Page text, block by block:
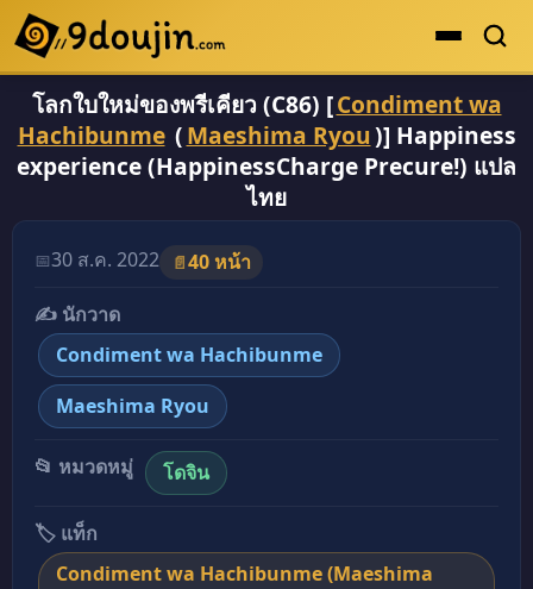
ดูเยอะสุด
คะแนนเยอะสุด
โดจินรูปสี
เรื่องที่เก็บไว้
โลกใบใหม่ของพรีเคียว (C86) [Condiment wa
Hachibunme (Maeshima Ryou)] Happiness
experience (HappinessCharge Precure!) แปล
ไทย
📅30 ส.ค. 2022 📄40 หน้า
✍️ นักวาด
Condiment wa Hachibunme
Maeshima Ryou
📂 หมวดหมู่ โดจิน
🏷️ แท็ก
Condiment wa Hachibunme (Maeshima